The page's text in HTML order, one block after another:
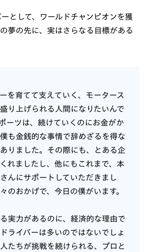
として、ワールドチャンピオンを獲
夢の先に、実はさらなる目標がある
を育てて支えていく、モータース
り上げられる人間になりたいんで
ーツは、続けていくのにお金がか
も金銭的な事情で辞めざるを得な
りました。その際にも、とある企
れましたし、他にもこれまで、本
んにサポートしていただきまし
のおかげで、今日の僕がいます。
実力があるのに、経済的な理由で
ライバーは多いのではないでしょ
たちが挑戦を続けられる、プロと